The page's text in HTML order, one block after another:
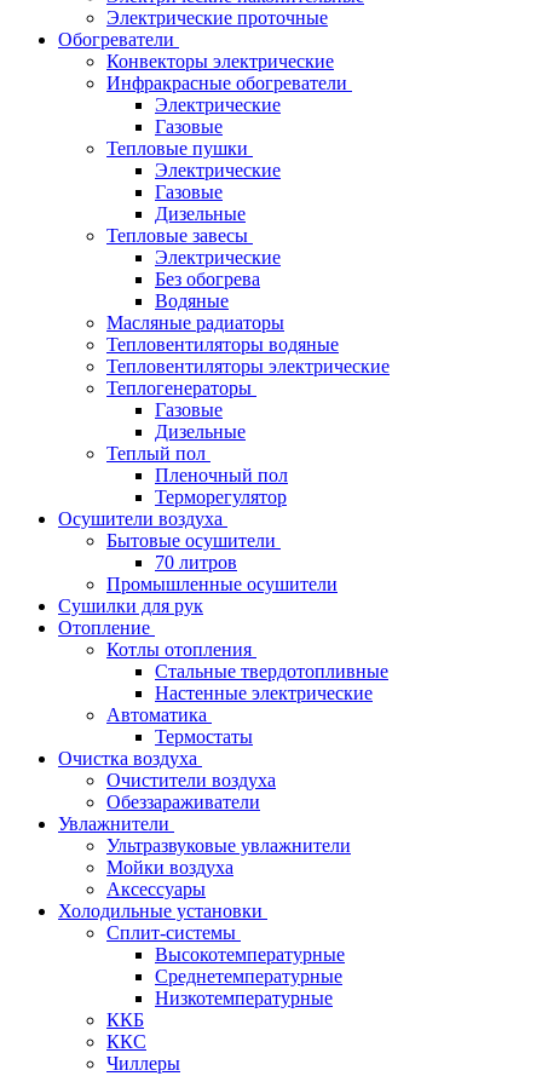
Электрические проточные
Обогреватели
Конвекторы электрические
Инфракрасные обогреватели
Электрические
Газовые
Тепловые пушки
Электрические
Газовые
Дизельные
Тепловые завесы
Электрические
Без обогрева
Водяные
Масляные радиаторы
Тепловентиляторы водяные
Тепловентиляторы электрические
Теплогенераторы
Газовые
Дизельные
Теплый пол
Пленочный пол
Терморегулятор
Осушители воздуха
Бытовые осушители
70 литров
Промышленные осушители
Сушилки для рук
Отопление
Котлы отопления
Стальные твердотопливные
Настенные электрические
Автоматика
Термостаты
Очистка воздуха
Очистители воздуха
Обеззараживатели
Увлажнители
Ультразвуковые увлажнители
Мойки воздуха
Аксессуары
Холодильные установки
Сплит-системы
Высокотемпературные
Среднетемпературные
Низкотемпературные
ККБ
ККС
Чиллеры